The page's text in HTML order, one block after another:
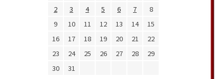
2
3 4 5 6 7
8
9
10 11 12 13 14
15
16
17 18 19 20 21
22
23
24 25 26 27 28
29
30
31